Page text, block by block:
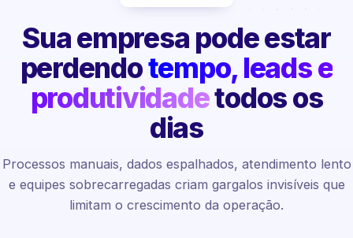
Sua empresa pode estar
perdendotempo, leads e
produtividadetodos os
dias
Processos manuais, dados espalhados, atendimento lento
e equipes sobrecarregadas criam gargalos invisíveis que
limitam o crescimento da operação.